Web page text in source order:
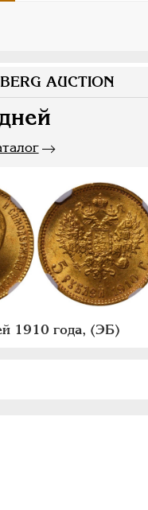
AUCTION
1910 года, (ЭБ)